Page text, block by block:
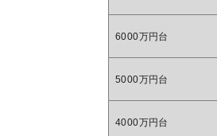
6000万円台
5000万円台
4000万円台